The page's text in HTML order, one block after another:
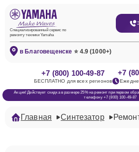
Специализированный сервис по
ремонту техники Yamaha
в Благовещенске ⭐ 4.9 (1000+)
+7 (800) 100-49-87
БЕСПЛАТНО для всех регионов
+7
Акция! Действует скидка в размере 25% на ремонт при первом
телефону +7 (800) 100-49-87
Главная Синтезатор